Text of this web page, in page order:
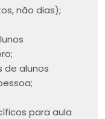
não dias);
de alunos
para aula